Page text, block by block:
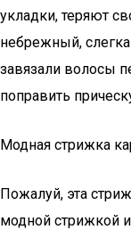
укладки, теряют
небрежный,
завязали волосы
поправить
Модная стрижка
Пожа­луй, эта
мод­ной стриж­кой